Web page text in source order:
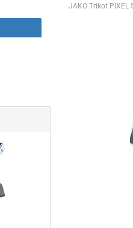
JAKO Trikot PIXEL